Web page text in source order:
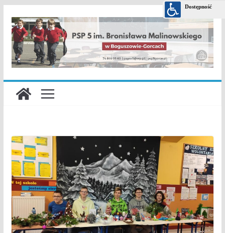
treści